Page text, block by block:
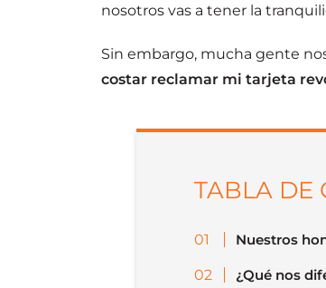
nosotros vas a tener la
Sin embargo, mucha gente
costar reclamar mi tarjeta
TABLA DE
Nuestros
¿Qué nos